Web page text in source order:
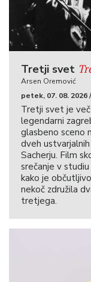
Tretji svet
Arsen Oremović
petek, 07. 08. 2026
Tretji svet je
legendarni
glasbeno sceno
dveh
Sacherju. Film
srečanje v
kako je
nekoč združila
tretjega.